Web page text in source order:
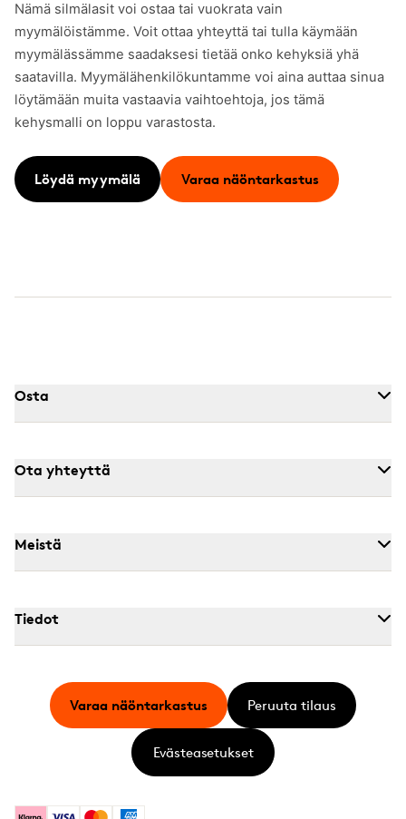
Nämä silmälasit voi ostaa tai vuokrata vain
myymälöistämme. Voit ottaa yhteyttä tai tulla käymään
myymälässämme saadaksesi tietää onko kehyksiä yhä
saatavilla. Myymälähenkilökuntamme voi aina auttaa sinua
löytämään muita vastaavia vaihtoehtoja, jos tämä
kehysmalli on loppu varastosta.
Löydä myymälä Varaa näöntarkastus
Osta
Ota yhteyttä
Meistä
Tiedot
KlarnaVisa MastercardAmerican Express
Varaa näöntarkastus Peruuta tilaus
Evästeasetukset